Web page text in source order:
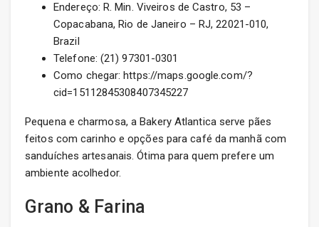
Endereço: R. Min. Viveiros de Castro, 53 –
Copacabana, Rio de Janeiro – RJ, 22021-010,
Brazil
Telefone: (21) 97301-0301
Como chegar: https://maps.google.com/?
cid=15112845308407345227
Pequena e charmosa, a Bakery Atlantica serve pães
feitos com carinho e opções para café da manhã com
sanduíches artesanais. Ótima para quem prefere um
ambiente acolhedor.
Grano & Farina